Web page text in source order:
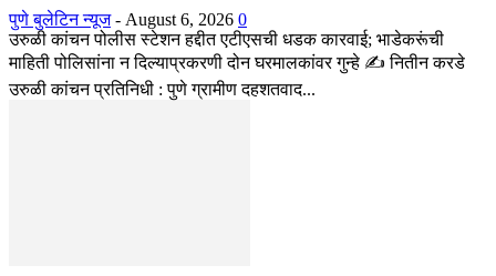
पुणे बुलेटिन न्यूज - August 6, 2026 0
उरुळी कांचन पोलीस स्टेशन हद्दीत एटीएसची धडक कारवाई; भाडेकरूंची
माहिती पोलिसांना न दिल्याप्रकरणी दोन घरमालकांवर गुन्हे ✍️ नितीन करडे
उरुळी कांचन प्रतिनिधी : पुणे ग्रामीण दहशतवाद...